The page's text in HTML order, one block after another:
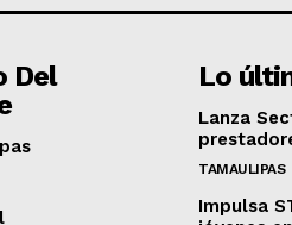
Del
Lo
Lanza
TAMAULIPAS
Impulsa